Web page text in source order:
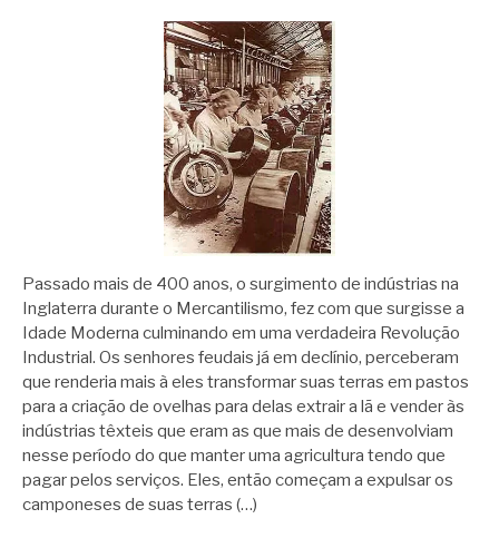
Passado mais de 400 anos, o surgimento de indústrias na
Inglaterra durante o Mercantilismo, fez com que surgisse a
Idade Moderna culminando em uma verdadeira Revolução
Industrial. Os senhores feudais já em declínio, perceberam
que renderia mais à eles transformar suas terras em pastos
para a criação de ovelhas para delas extrair a lã e vender às
indústrias têxteis que eram as que mais de desenvolviam
nesse período do que manter uma agricultura tendo que
pagar pelos serviços. Eles, então começam a expulsar os
camponeses de suas terras (…)